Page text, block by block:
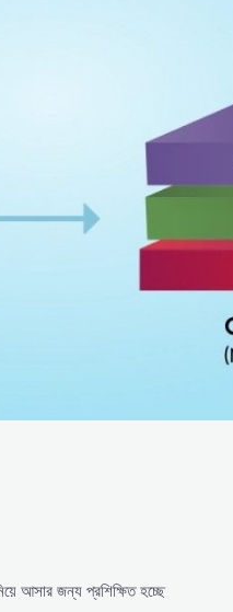
আসার জন্য প্রশিক্ষিত হচ্ছে